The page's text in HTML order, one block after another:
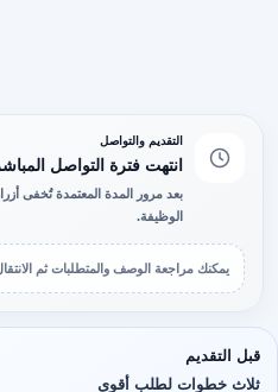
التقديم والتواصل
انتهت فترة التواصل
بعد مرور المدة المعتمدة تُخفى
الوظيفة.
يمكنك مراجعة الوصف والمتطلبات ثم
قبل التقديم
ثلاث خطوات لطلب أقوى